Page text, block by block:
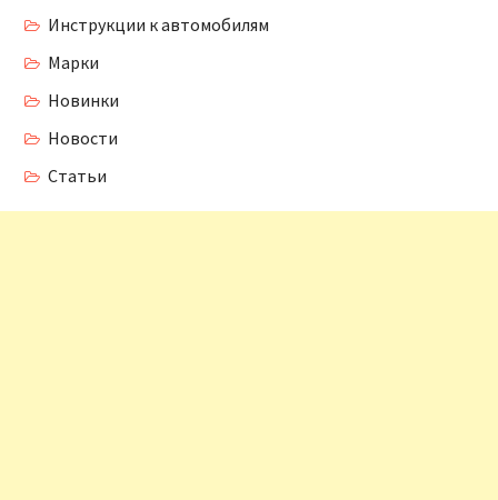
Инструкции к автомобилям
Марки
Новинки
Новости
Статьи